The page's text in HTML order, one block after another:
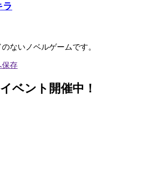
ラ
ないノベルゲームです。
ベント開催中！